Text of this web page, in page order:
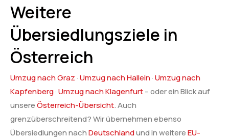
Weitere
Übersiedlungsziele in
Österreich
Umzug nach Graz ·Umzug nach Hallein·Umzug nach
Kapfenberg·Umzug nach Klagenfurt– oder ein Blick auf
unsereÖsterreich-Übersicht. Auch
grenzüberschreitend? Wir übernehmen ebenso
Übersiedlungen nachDeutschlandund in weitereEU-